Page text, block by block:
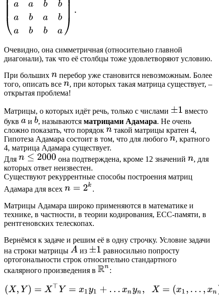
Очевидно, она симметричная (относительно главной
диагонали), так что её столбцы тоже удовлетворяют условию.
При больших
перебор уже становится невозможным. Более
того, описать все
, при которых такая матрица существует, –
открытая проблема!
Матрицы, о которых идёт речь, только с числами
вместо
букв
и , называются матрицами Адамара. Не очень
сложно показать, что порядок
такой матрицы кратен 4,
Гипотеза Адамара состоит в том, что для любого
, кратного
4, матрица Адамара существует.
Для
она подтверждена, кроме 12 значений
, для
которых ответ неизвестен.
Существуют рекуррентные способы построения матриц
Адамара для всех
.
Матрицы Адамара широко применяются в математике и
технике, в частности, в теории кодирования, ЕСС-памяти, в
рентгеновских телескопах.
Вернёмся к задаче и решим её в одну строчку. Условие задачи
на строки матрицы
из
равносильно попросту
ортогональности строк относительно стандартного
скалярного произведения в
: